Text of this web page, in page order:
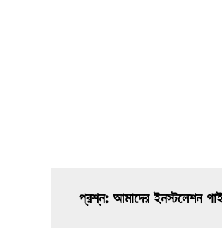
প্রশ্ন: আমাদের ইনস্টলেশন